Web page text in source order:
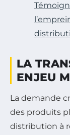
LA
ENJEU
La demande
des produits
distribution à